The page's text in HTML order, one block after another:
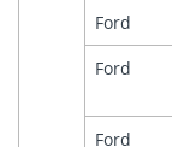
Ford
Ford
Ford